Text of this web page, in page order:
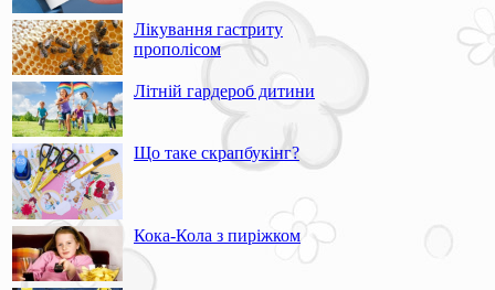
Лікування гастриту
прополісом
Літній гардероб дитини
Що таке скрапбукінг?
Кока-Кола з пиріжком